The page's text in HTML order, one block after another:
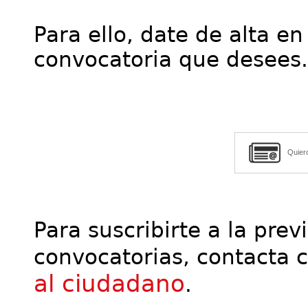
Para ello, date de alta
convocatoria que desees.
Para suscribirte a la
convocatorias, contacta
al ciudadano.